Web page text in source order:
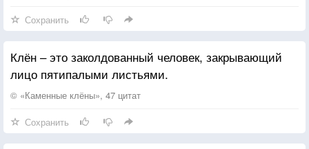
Что б по первому критерию,
Нас лишали всех проблем
Снизошли же разработчикам,
Боже, свет и благодать,
Информации подать
(А может и шапку. А может и свитер даже!)
Вот так и сидят под своей кособокой крышей
И слушают дождик — и рады тому, что слышат.
Сохранить
Клён – это заколдованный человек, закрывающий
лицо пятипалыми листьями.
© «Каменные клёны», 47 цитат
Сохранить